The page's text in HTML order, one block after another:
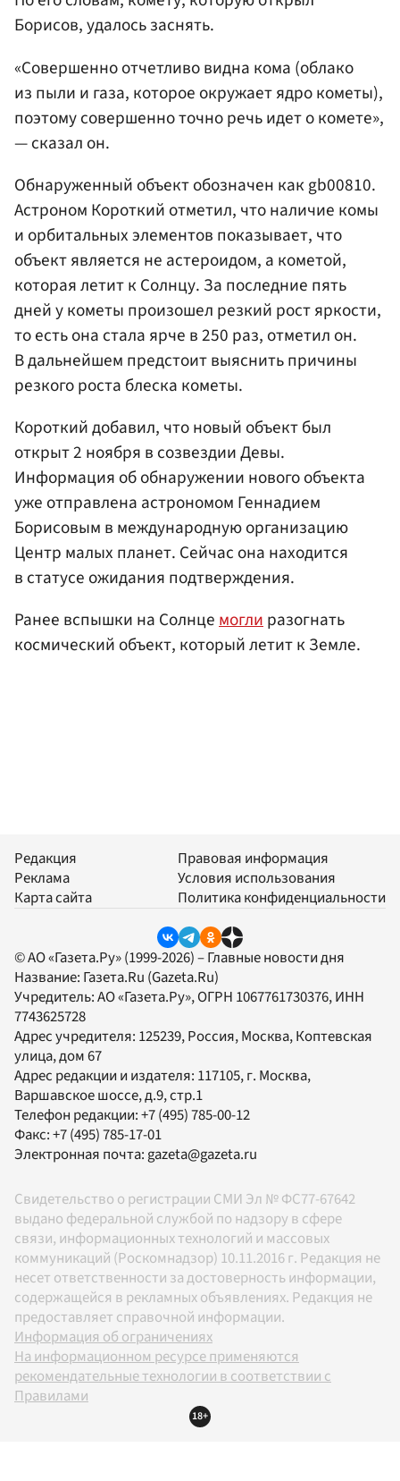
Борисов, удалось заснять.
«Совершенно отчетливо видна кома (облако
из пыли и газа, которое окружает ядро кометы),
поэтому совершенно точно речь идет о комете»,
— сказал он.
Обнаруженный объект обозначен как gb00810.
Астроном Короткий отметил, что наличие комы
и орбитальных элементов показывает, что
объект является не астероидом, а кометой,
которая летит к Солнцу. За последние пять
дней у кометы произошел резкий рост яркости,
то есть она стала ярче в 250 раз, отметил он.
В дальнейшем предстоит выяснить причины
резкого роста блеска кометы.
Короткий добавил, что новый объект был
открыт 2 ноября в созвездии Девы.
Информация об обнаружении нового объекта
уже отправлена астрономом Геннадием
Борисовым в международную организацию
Центр малых планет. Сейчас она находится
в статусе ожидания подтверждения.
Ранее вспышки на Солнцемоглиразогнать
космический объект, который летит к Земле.
Редакция
Реклама
Карта сайта
Правовая информация
Условия использования
Политика конфиденциальности
© АО «Газета.Ру» (1999-2026) – Главные новости дня
Название: Газета.Ru (Gazeta.Ru)
Учредитель:АО «Газета.Ру», ОГРН 1067761730376, ИНН
7743625728
Адрес учредителя: 125239, Россия, Москва, Коптевская
улица, дом 67
Адрес редакции и издателя: 117105, г. Москва,
Варшавское шоссе, д.9, стр.1
Телефон редакции:+7 (495) 785-00-12
Факс:+7 (495) 785-17-01
Электронная почта: gazeta@gazeta.ru
Свидетельство о регистрации СМИ Эл № ФС77-67642
выдано федеральной службой по надзору в сфере
связи, информационных технологий и массовых
коммуникаций (Роскомнадзор) 10.11.2016 г. Редакция не
несет ответственности за достоверность информации,
содержащейся в рекламных объявлениях. Редакция не
предоставляет справочной информации.
Информация об ограничениях
На информационном ресурсе применяются
рекомендательные технологии в соответствии с
Правилами
18+